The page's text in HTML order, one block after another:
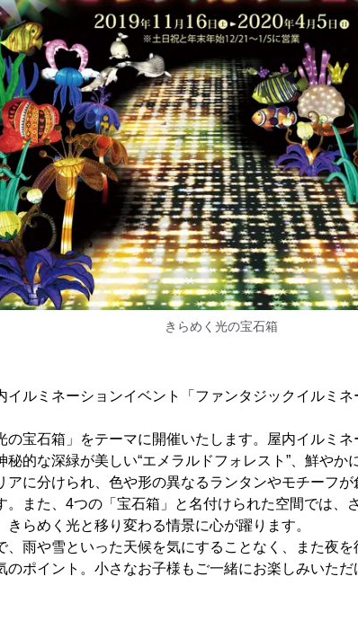
きらめく光の宝石箱
イルミネーションイベント「ファンタジックイルミ
の宝石箱」をテーマに開催いたします。屋内イルミ
秘的な深緑が美しい“エメラルドフォレスト”、鮮やか
アに分けられ、色や形の異なるランタンやモチーフ
。また、4つの「宝石箱」と名付けられた空間では、
きらめく光と移り変わる情景に心が躍ります。
、雨や雪といった天候を気にすることなく、また夜
のポイント。小さなお子様もご一緒にお楽しみいただ